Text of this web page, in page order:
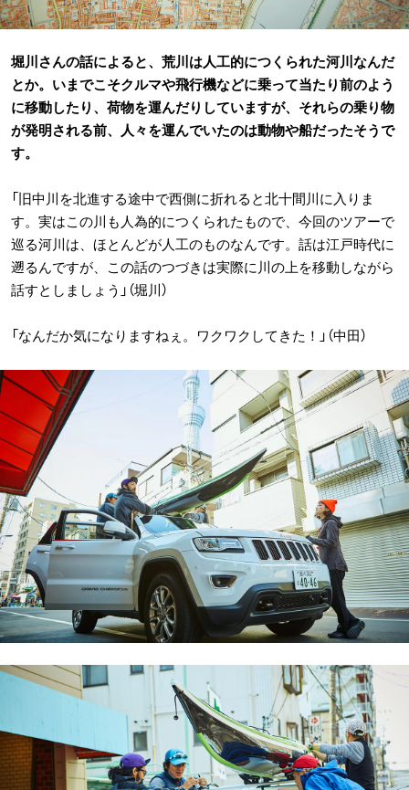
堀川さんの話によると、荒川は人工的につくられた河川なんだ
とか。いまでこそクルマや飛行機などに乗って当たり前のよう
に移動したり、荷物を運んだりしていますが、それらの乗り物
が発明される前、人々を運んでいたのは動物や船だったそうで
す。
「旧中川を北進する途中で西側に折れると北十間川に入りま
す。実はこの川も人為的につくられたもので、今回のツアーで
巡る河川は、ほとんどが人工のものなんです。話は江戸時代に
遡るんですが、この話のつづきは実際に川の上を移動しながら
話すとしましょう」（堀川）
「なんだか気になりますねぇ。ワクワクしてきた！」（中田）